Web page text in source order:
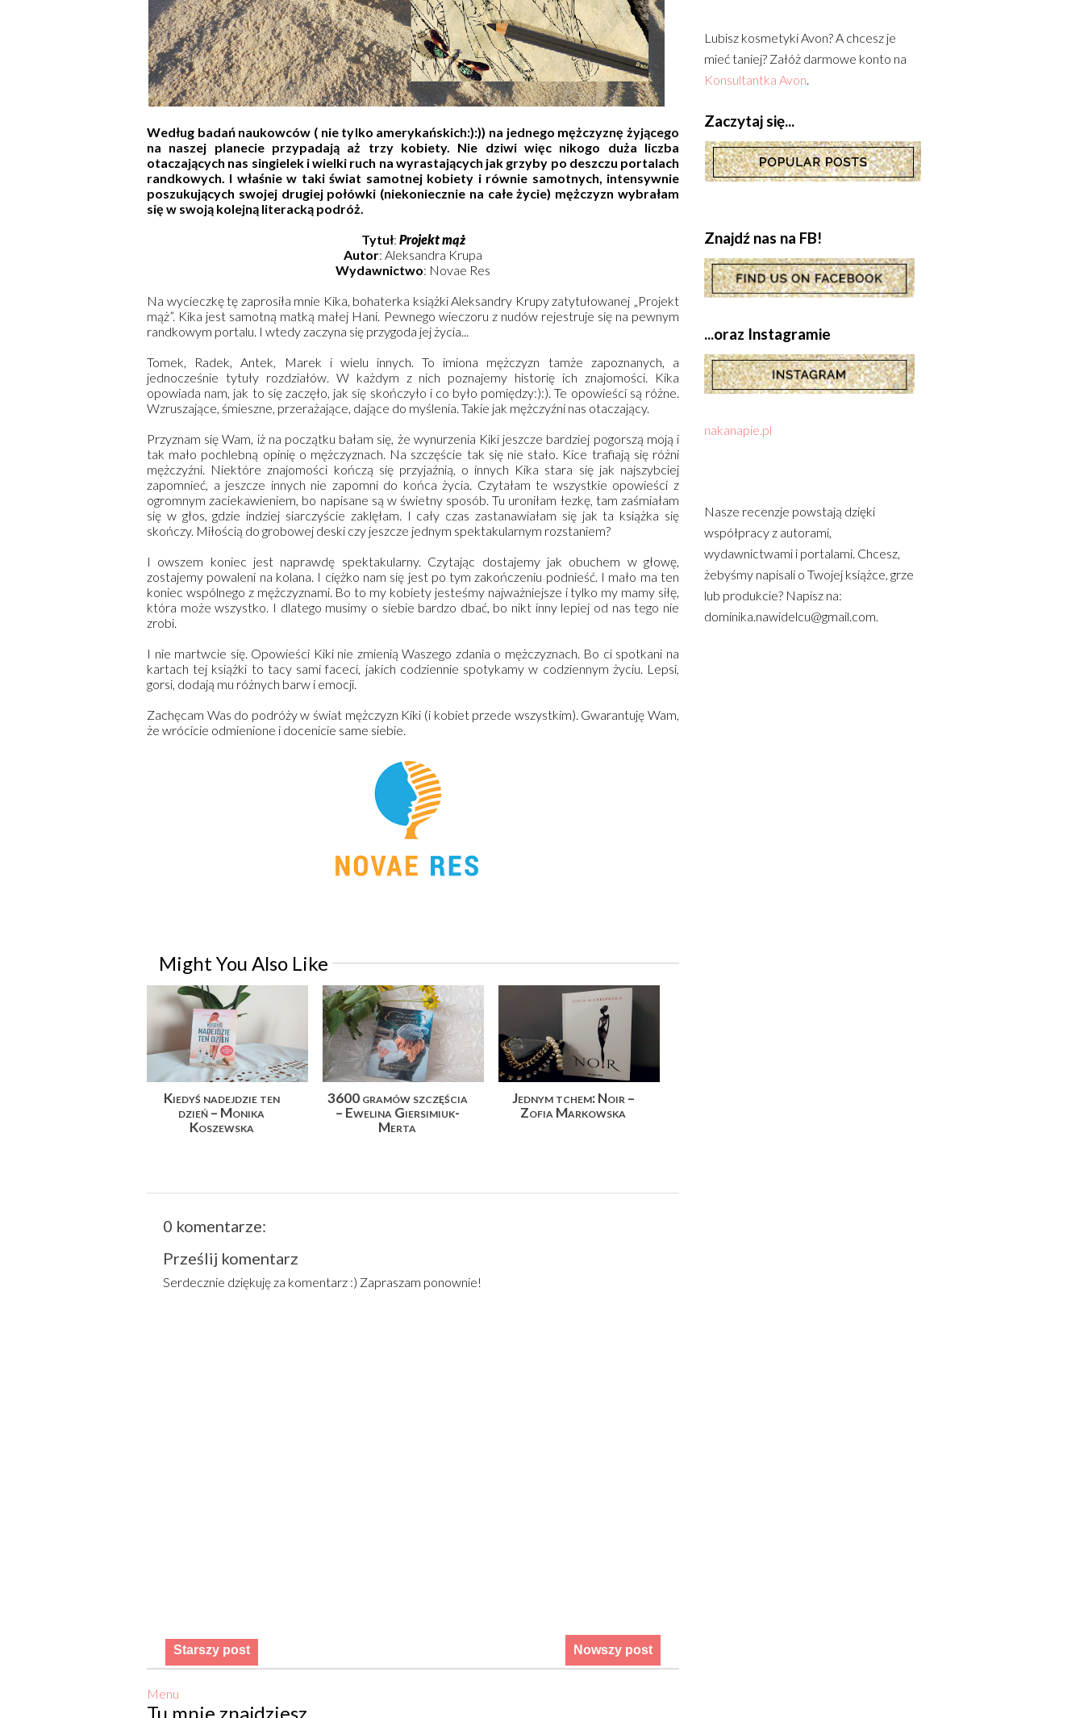
Według badań naukowców ( nie tylko amerykańskich:):)) na jednego mężczyznę żyjącego
na naszej planecie przypadają aż trzy kobiety. Nie dziwi więc nikogo duża liczba
otaczających nas singielek i wielki ruch na wyrastających jak grzyby po deszczu portalach
randkowych. I właśnie w taki świat samotnej kobiety i równie samotnych, intensywnie
poszukujących swojej drugiej połówki (niekoniecznie na całe życie) mężczyzn wybrałam
się w swoją kolejną literacką podróż.
Tytuł: Projekt mąż
Autor: Aleksandra Krupa
Wydawnictwo: Novae Res
Na wycieczkę tę zaprosiła mnie Kika, bohaterka książki Aleksandry Krupy zatytułowanej „Projekt
mąż”. Kika jest samotną matką małej Hani. Pewnego wieczoru z nudów rejestruje się na pewnym
randkowym portalu. I wtedy zaczyna się przygoda jej życia...
Tomek, Radek, Antek, Marek i wielu innych. To imiona mężczyzn tamże zapoznanych, a
jednocześnie tytuły rozdziałów. W każdym z nich poznajemy historię ich znajomości. Kika
opowiada nam, jak to się zaczęło, jak się skończyło i co było pomiędzy:):). Te opowieści są różne.
Wzruszające, śmieszne, przerażające, dające do myślenia. Takie jak mężczyźni nas otaczający.
Przyznam się Wam, iż na początku bałam się, że wynurzenia Kiki jeszcze bardziej pogorszą moją i
tak mało pochlebną opinię o mężczyznach. Na szczęście tak się nie stało. Kice trafiają się różni
mężczyźni. Niektóre znajomości kończą się przyjaźnią, o innych Kika stara się jak najszybciej
zapomnieć, a jeszcze innych nie zapomni do końca życia. Czytałam te wszystkie opowieści z
ogromnym zaciekawieniem, bo napisane są w świetny sposób. Tu uroniłam łezkę, tam zaśmiałam
się w głos, gdzie indziej siarczyście zaklęłam. I cały czas zastanawiałam się jak ta książka się
skończy. Miłością do grobowej deski czy jeszcze jednym spektakularnym rozstaniem?
I owszem koniec jest naprawdę spektakularny. Czytając dostajemy jak obuchem w głowę,
zostajemy powaleni na kolana. I ciężko nam się jest po tym zakończeniu podnieść. I mało ma ten
koniec wspólnego z mężczyznami. Bo to my kobiety jesteśmy najważniejsze i tylko my mamy siłę,
która może wszystko. I dlatego musimy o siebie bardzo dbać, bo nikt inny lepiej od nas tego nie
zrobi.
I nie martwcie się. Opowieści Kiki nie zmienią Waszego zdania o mężczyznach. Bo ci spotkani na
kartach tej książki to tacy sami faceci, jakich codziennie spotykamy w codziennym życiu. Lepsi,
gorsi, dodają mu różnych barw i emocji.
Zachęcam Was do podróży w świat mężczyzn Kiki (i kobiet przede wszystkim). Gwarantuję Wam,
że wrócicie odmienione i docenicie same siebie.
Might You Also Like
Kiedyś nadejdzie ten
dzień – Monika
Koszewska
3600 gramów szczęścia
– Ewelina Giersimiuk-
Merta
Jednym tchem: Noir –
Zofia Markowska
0 komentarze:
Prześlij komentarz
Serdecznie dziękuję za komentarz :) Zapraszam ponownie!
Nowszy post
Starszy post
Menu
Tu mnie znajdziesz
Lubisz kosmetyki Avon? A chcesz je
mieć taniej? Załóż darmowe konto na
Konsultantka Avon.
Zaczytaj się...
Znajdź nas na FB!
...oraz Instagramie
nakanapie.pl
Nasze recenzje powstają dzięki
współpracy z autorami,
wydawnictwami i portalami. Chcesz,
żebyśmy napisali o Twojej książce, grze
lub produkcie? Napisz na:
dominika.nawidelcu@gmail.com.